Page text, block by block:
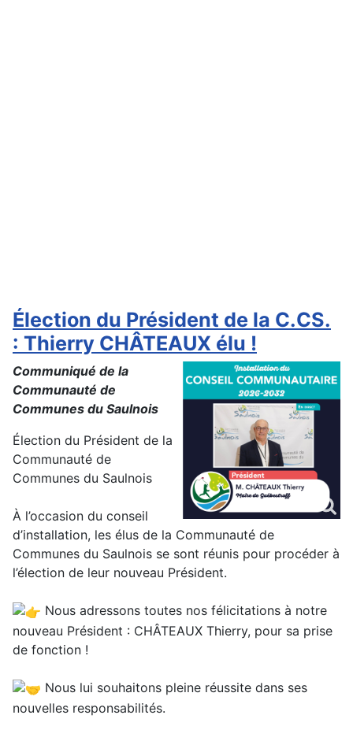
Élection du Président de la C.CS.
: Thierry CHÂTEAUX élu !
Communiqué de la
Communauté de
Communes du Saulnois
Élection du Président de la
Communauté de
Communes du Saulnois
À l’occasion du conseil
d’installation, les élus de la Communauté de
Communes du Saulnois se sont réunis pour procéder à
l’élection de leur nouveau Président.
Nous adressons toutes nos félicitations à notre
nouveau Président : CHÂTEAUX Thierry, pour sa prise
de fonction !
Nous lui souhaitons pleine réussite dans ses
nouvelles responsabilités.